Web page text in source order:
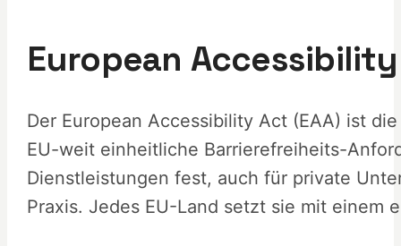
European
Der European Accessibility Act (EAA) ist
EU-weit einheitliche Barrierefreiheits-
Dienstleistungen fest, auch für private
Praxis. Jedes EU-Land setzt sie mit einem